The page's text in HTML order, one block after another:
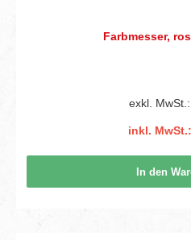
Farbmesser,
exkl.
inkl.
In den